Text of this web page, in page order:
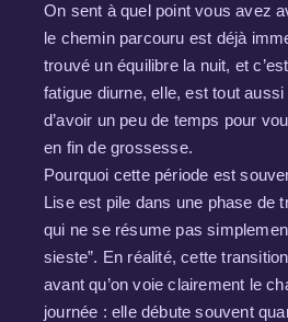
On sent à quel point vous avez
le chemin parcouru est déjà
trouvé un équilibre la nuit, et
fatigue diurne, elle, est tout
d’avoir un peu de temps pour
en fin de grossesse.
Pourquoi cette période est
Lise est pile dans une phase de
qui ne se résume pas
sieste”. En réalité, cette
avant qu’on voie clairement le
journée : elle débute souvent